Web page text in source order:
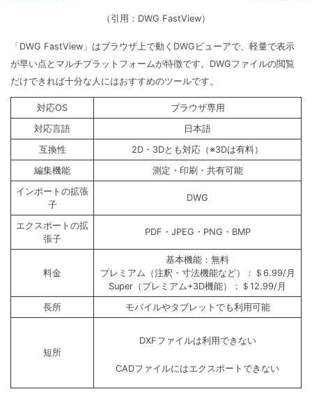
（引用：DWG FastView）
「DWG FastView」はブラウザ上で動くDWGビューアで、軽量で表示
が早い点とマルチプラットフォームが特徴です。DWGファイルの閲覧
だけできれば十分な人にはおすすめのツールです。
対応OS
ブラウザ専用
対応言語
日本語
互換性
2D・3Dとも対応（※3Dは有料）
編集機能
測定・印刷・共有可能
インポートの拡張
子
DWG
エクスポートの拡
張子
PDF・JPEG・PNG・BMP
料金
基本機能：無料
プレミアム（注釈・寸法機能など）：＄6.99/月
Super（プレミアム+3D機能）：＄12.99/月
長所
モバイルやタブレットでも利用可能
短所
DXFファイルは利用できない
CADファイルにはエクスポートできない